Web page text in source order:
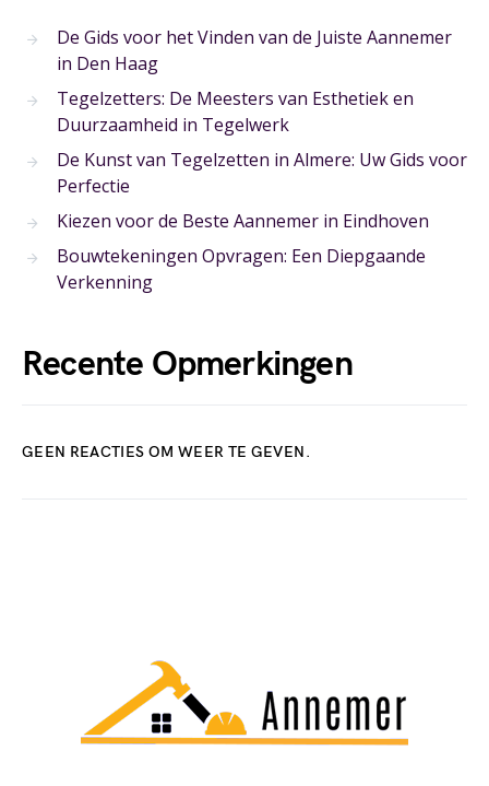
De Gids voor het Vinden van de Juiste Aannemer
in Den Haag
Tegelzetters: De Meesters van Esthetiek en
Duurzaamheid in Tegelwerk
De Kunst van Tegelzetten in Almere: Uw Gids voor
Perfectie
Kiezen voor de Beste Aannemer in Eindhoven
Bouwtekeningen Opvragen: Een Diepgaande
Verkenning
Recente Opmerkingen
GEEN REACTIES OM WEER TE GEVEN.